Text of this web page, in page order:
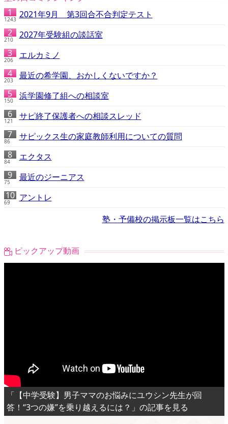
1243 2021年9月 第3回合不合判定テスト
210 2027年受験組の談話室
206 エルカミノ
203 最近の希学園、おかしくないですか？
150 浜学園修了組への相談室
121 サピ終了保護者への相談スレッド
86 サピックス生の家庭教師利用についての質問
84 エクタス
75 最近のジーニアス
69
アントレ
塾・予備校の掲示板一覧はこちら
ピックアップ動画
「【中学受験】男子ママのお悩みにユウシン先生が回
答！“3つの嫌”を乗り越えるには？」の記事を見る